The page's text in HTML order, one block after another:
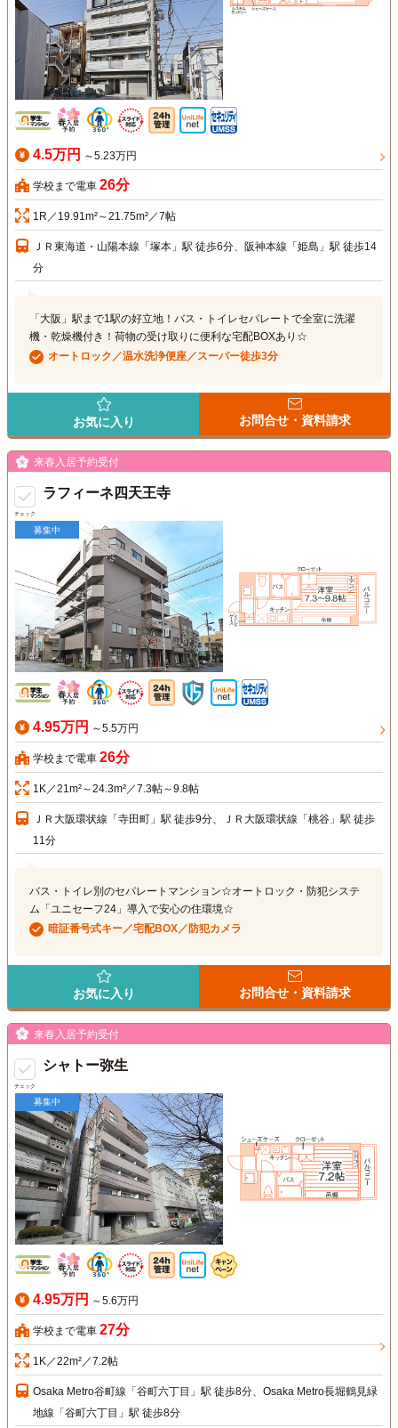
4.5万円 ～5.23万円
学校まで電車 26分
1R／19.91m²～21.75m²／7帖
ＪＲ東海道・山陽本線「塚本」駅 徒歩6分、阪神本線「姫島」駅 徒歩14
分
「大阪」駅まで1駅の好立地！バス・トイレセパレートで全室に洗濯
機・乾燥機付き！荷物の受け取りに便利な宅配BOXあり☆
オートロック／温水洗浄便座／スーパー徒歩3分
お気に入り お問合せ・資料請求
チェック
来春入居予約受付
ラフィーネ四天王寺
募集中
4.95万円 ～5.5万円
学校まで電車 26分
1K／21m²～24.3m²／7.3帖～9.8帖
ＪＲ大阪環状線「寺田町」駅 徒歩9分、ＪＲ大阪環状線「桃谷」駅 徒歩
11分
バス・トイレ別のセパレートマンション☆オートロック・防犯システ
ム「ユニセーフ24」導入で安心の住環境☆
暗証番号式キー／宅配BOX／防犯カメラ
お気に入り お問合せ・資料請求
チェック
来春入居予約受付
シャトー弥生
募集中
4.95万円 ～5.6万円
学校まで電車 27分
1K／22m²／7.2帖
Osaka Metro谷町線「谷町六丁目」駅 徒歩8分、Osaka Metro長堀鶴見緑
地線「谷町六丁目」駅 徒歩8分